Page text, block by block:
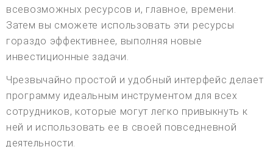
всевозможных ресурсов и, главное, времени.
Затем вы сможете использовать эти ресурсы
гораздо эффективнее, выполняя новые
инвестиционные задачи.
Чрезвычайно простой и удобный интерфейс делает
программу идеальным инструментом для всех
сотрудников, которые могут легко привыкнуть к
ней и использовать ее в своей повседневной
деятельности.